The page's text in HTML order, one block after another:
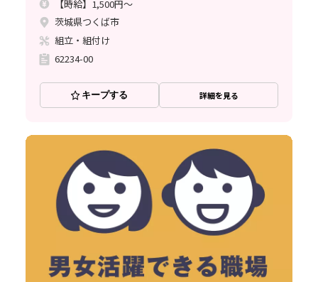
【時給】1,500円～
茨城県つくば市
組立・組付け
62234-00
キープする 詳細を見る